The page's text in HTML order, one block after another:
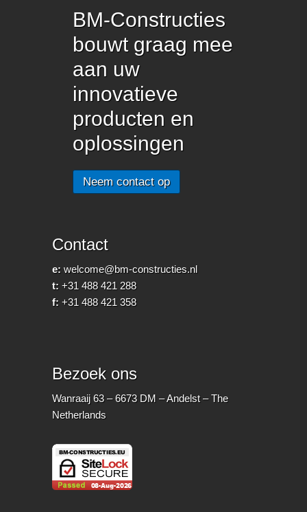
BM-Constructies
bouwt graag mee
aan uw
innovatieve
producten en
oplossingen
Neem contact op
Contact
e:welcome@bm-constructies.nl
t: +31 488 421 288
f: +31 488 421 358
Bezoek ons
Wanraaij 63 – 6673 DM – Andelst – The
Netherlands